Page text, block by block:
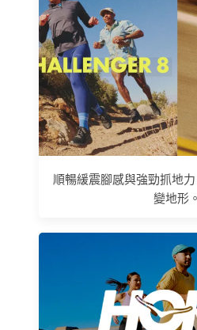
順暢緩震腳感與強勁抓地
變地形。